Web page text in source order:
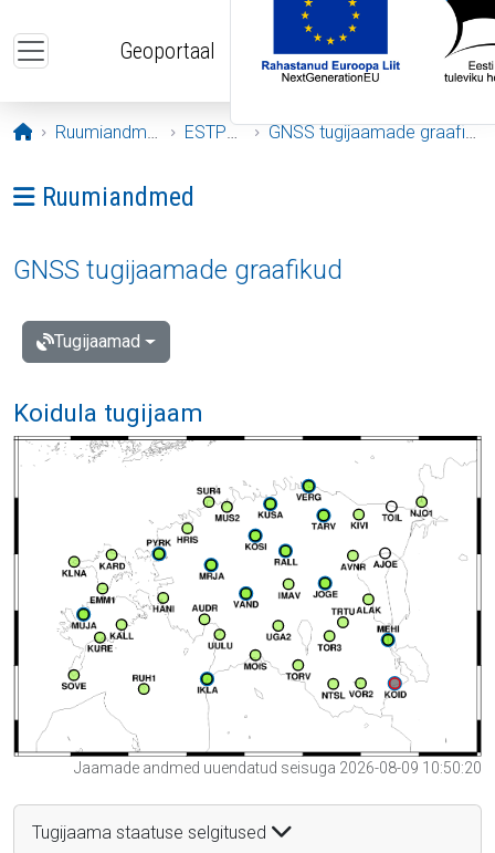
Geoportaal
Avaleht
Ruumiandmed ESTPOS GNSS tugijaamade graafikud
Ava menüü: Ruumiandmed
Ruumiandmed
GNSS tugijaamade graafikud
Tugijaamad
Koidula tugijaam
Jaamade andmed uuendatud seisuga 2026-08-09 10:50:20
Tugijaama staatuse selgitused